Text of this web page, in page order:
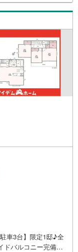
のルームツアーMOV
件の魅力をたっぷり
富な物件資料や発
ひお問い合わせく
車3台】限定1邸♪全
ドバルコニー完備！